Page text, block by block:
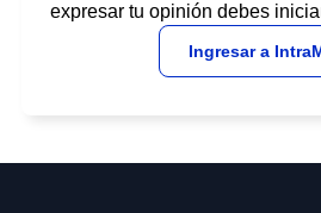
expresar tu opinión debes
Ingresar a